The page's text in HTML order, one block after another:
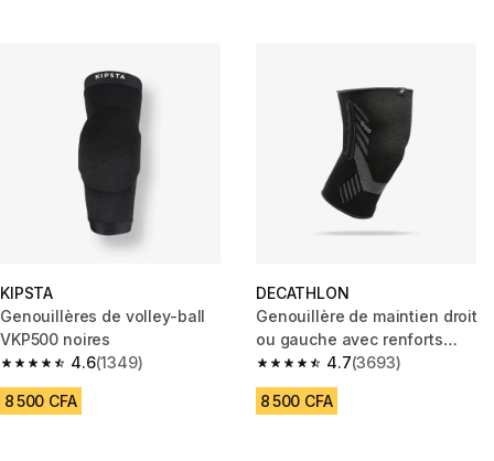
KIPSTA
Genouillères de volley-ball
VKP500 noires
4.6
4.6 out of 5 stars from 1349 reviews
(1349)
8 500 CFA
DECATHLON
Genouillère de maintien droit
ou gauche avec renforts
latéraux 4.7
4.7 out of 5 stars from 3693
(3693)
8 500 CFA